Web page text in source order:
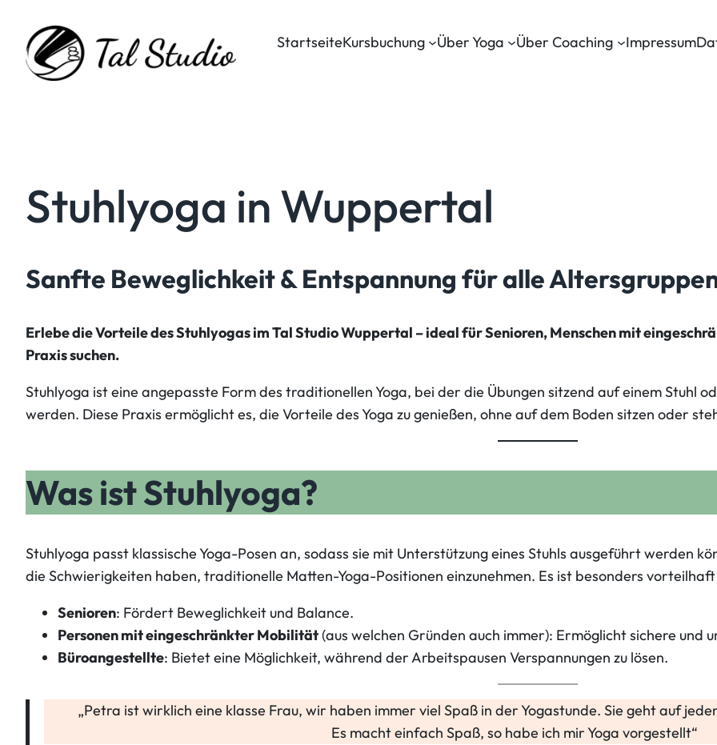
Inhalt
springen
StartseiteKursbuchung Über Yoga Über Coaching Impressum
Stuhlyoga in Wuppertal
Sanfte Beweglichkeit & Entspannung für alle
Erlebe die Vorteile des Stuhlyogas im Tal Studio Wuppertal – ideal für Senioren, Menschen mit
Praxis suchen.
Stuhlyoga ist eine angepasste Form des traditionellen Yoga, bei der die Übungen sitzend auf einem Stuhl
werden. Diese Praxis ermöglicht es, die Vorteile des Yoga zu genießen, ohne auf dem Boden sitzen oder
Was ist Stuhlyoga?
Stuhlyoga passt klassische Yoga-Posen an, sodass sie mit Unterstützung eines Stuhls ausgeführt werden
die Schwierigkeiten haben, traditionelle Matten-Yoga-Positionen einzunehmen. Es ist besonders
Senioren: Fördert Beweglichkeit und Balance.
Personen mit eingeschränkter Mobilität(aus welchen Gründen auch immer): Ermöglicht sichere und
Büroangestellte: Bietet eine Möglichkeit, während der Arbeitspausen Verspannungen zu lösen.
„Petra ist wirklich eine klasse Frau, wir haben immer viel Spaß in der Yogastunde. Sie geht auf
Es macht einfach Spaß, so habe ich mir Yoga vorgestellt“